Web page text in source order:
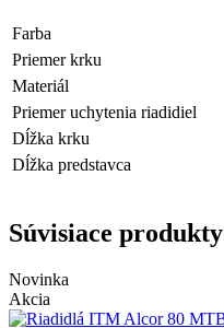
Farba
Priemer krku
Materiál
Priemer uchytenia riadidiel
Dĺžka krku
Dĺžka predstavca
Súvisiace produkty
Novinka
Akcia